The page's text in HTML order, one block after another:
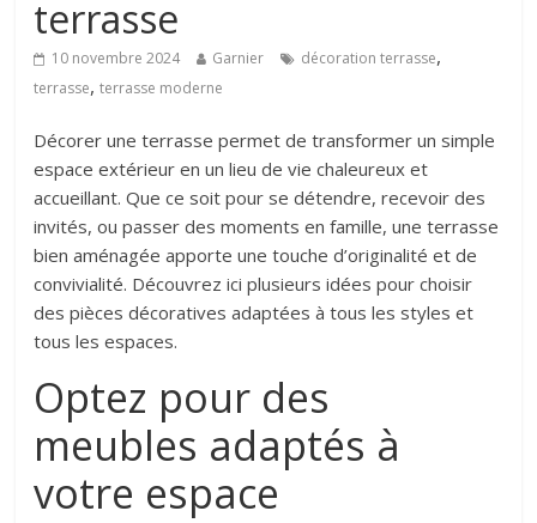
terrasse
10 novembre 2024 Garnier décoration terrasse,
terrasse,terrasse moderne
Décorer une terrasse permet de transformer un simple
espace extérieur en un lieu de vie chaleureux et
accueillant. Que ce soit pour se détendre, recevoir des
invités, ou passer des moments en famille, une terrasse
bien aménagée apporte une touche d’originalité et de
convivialité. Découvrez ici plusieurs idées pour choisir
des pièces décoratives adaptées à tous les styles et
tous les espaces.
Optez pour des
meubles adaptés à
votre espace